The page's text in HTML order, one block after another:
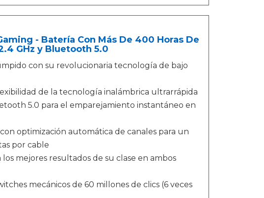
- Batería Con Más De 400 Horas De
GHz y Bluetooth 5.0
con su revolucionaria tecnología de bajo
de la tecnología inalámbrica ultrarrápida
5.0 para el emparejamiento instantáneo en
optimización automática de canales para un
por cable
mejores resultados de su clase en ambos
mecánicos de 60 millones de clics (6 veces